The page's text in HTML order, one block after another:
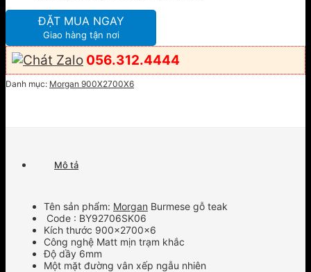
ĐẶT MUA NGAY
Giao hàng tận nơi
056.312.4444
Danh mục: Morgan 900X2700X6
Mô tả
Tên sản phẩm: Morgan Burmese gỗ teak
Code : BY92706SK06
Kích thước 900x2700x6
Công nghệ Matt mịn trạm khắc
Độ dầy 6mm
Một mặt đường vân xếp ngẫu nhiên